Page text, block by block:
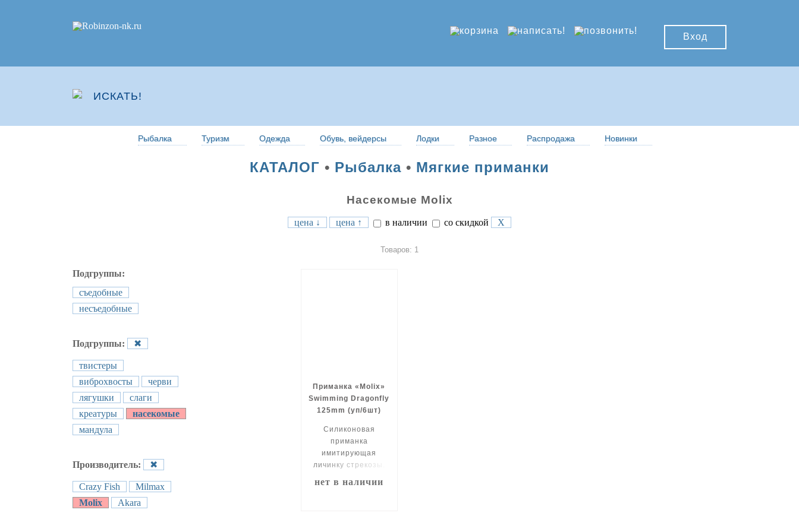
Вход
Рыбалка Туризм Одежда Обувь, вейдерсы Лодки Разное Распродажа Новинки
КАТАЛОГ • Рыбалка • Мягкие приманки
Насекомые Molix
цена ↓ цена ↑ в наличии со скидкой X
Товаров: 1
Подгруппы:
съедобные
несъедобные
Подгруппы: ✖
твистеры
виброхвосты
черви
лягушки
слаги
креатуры
насекомые
мандула
Производитель: ✖
Crazy Fish
Milmax
Molix
Akara
Приманка «Molix»
Swimming Dragonfly
125mm (уп/6шт)
Силиконовая
приманка
имитирующая
личинку стрекозы.
нет в наличии